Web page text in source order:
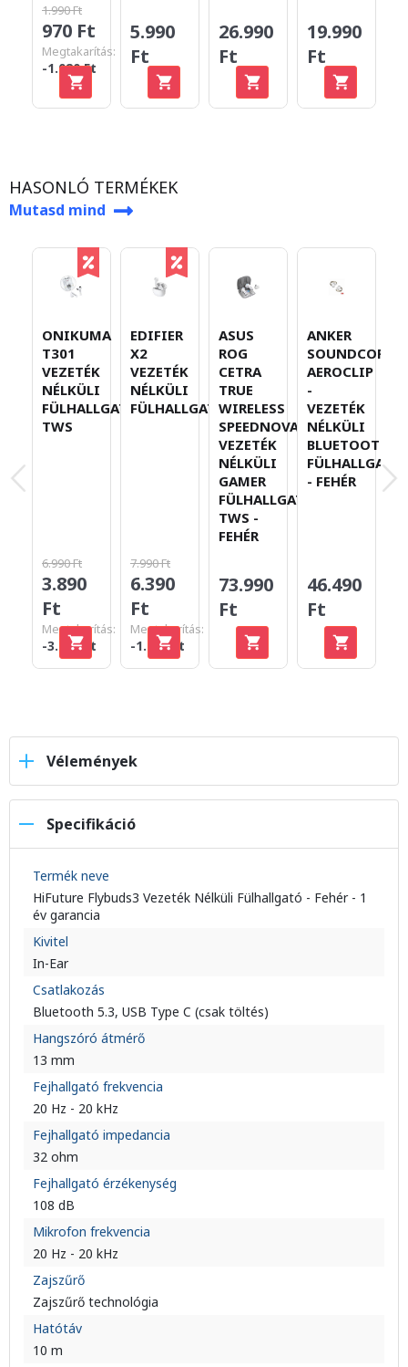
1.990 Ft
970 Ft
Megtakarítás:
-1.020 Ft
5.990
Ft
26.990
Ft
19.990
Ft
HASONLÓ TERMÉKEK
Mutasd mind
ONIKUMA
T301
VEZETÉK
NÉLKÜLI
FÜLHALLGATÓ
TWS
6.990 Ft
3.890
Ft
Megtakarítás:
-3.100 Ft
EDIFIER
X2
VEZETÉK
NÉLKÜLI
FÜLHALLGATÓ
7.990 Ft
6.390
Ft
Megtakarítás:
-1.600 Ft
ASUS
ROG
CETRA
TRUE
WIRELESS
SPEEDNOVA
VEZETÉK
NÉLKÜLI
GAMER
FÜLHALLGATÓ
TWS -
FEHÉR
73.990
Ft
ANKER
SOUNDCORE
AEROCLIP
-
VEZETÉK
NÉLKÜLI
BLUETOOTH
FÜLHALLGATÓ
- FEHÉR
46.490
Ft
-
Vélemények
Specifikáció
Termék neve
HiFuture Flybuds3 Vezeték Nélküli Fülhallgató - Fehér - 1
év garancia
Kivitel
In-Ear
Csatlakozás
Bluetooth 5.3, USB Type C (csak töltés)
Hangszóró átmérő
13 mm
Fejhallgató frekvencia
20 Hz - 20 kHz
Fejhallgató impedancia
32 ohm
Fejhallgató érzékenység
108 dB
Mikrofon frekvencia
20 Hz - 20 kHz
Zajszűrő
Zajszűrő technológia
Hatótáv
10 m